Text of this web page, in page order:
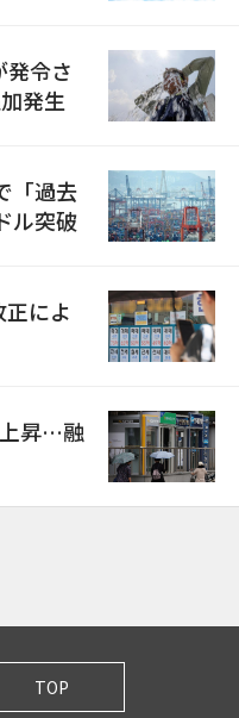
発令さ
発生
「過去
ル突破
によ
昇…融
TOP